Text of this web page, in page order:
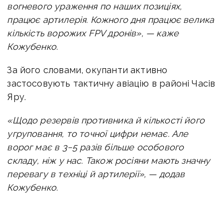
вогневого ураження по наших позиціях,
працює артилерія. Кожного дня працює велика
кількість ворожих FPV дронів», — каже
Кожубенко.
За його словами, окупанти активно
застосовують тактичну авіацію в районі Часів
Яру.
«Щодо резервів противника й кількості його
угруповання, то точної цифри немає. Але
ворог має в 3−5 разів більше особового
складу, ніж у нас. Також росіяни мають значну
перевагу в техніці й артилерії», — додав
Кожубенко.